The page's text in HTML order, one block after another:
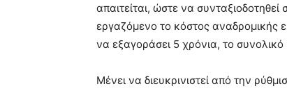
απαιτείται, ώστε να
εργαζόμενο το κόστος αναδρομικής
να εξαγοράσει 5 χρόνια, το
Μένει να διευκρινιστεί από την